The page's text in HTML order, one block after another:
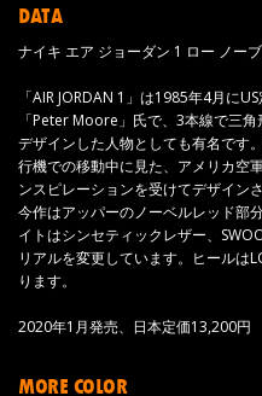
DATA
ナイキ エア ジョーダン 1 ロー ノー
「AIR JORDAN 1」は1985年4月に
「Peter Moore」氏で、3本線で三
デザインした人物としても有名で
行機での移動中に見た、アメリカ空
ンスピレーションを受けてデザイン
今作はアッパーのノーベルレッド部
イトはシンセティックレザー、
リアルを変更しています。ヒールは
ります。
2020年1月発売、日本定価13,200円
MORE COLOR